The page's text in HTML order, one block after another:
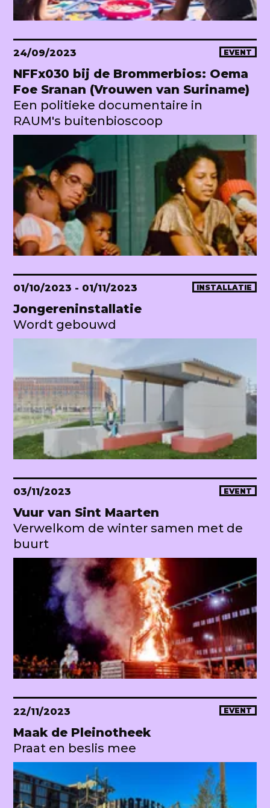
24/09/2023 EVENT
NFFx030 bij de Brommerbios: Oema
Foe Sranan (Vrouwen van Suriname)
Een politieke documentaire in
RAUM's buitenbioscoop
01/10/2023 - 01/11/2023 INSTALLATIE
Jongereninstallatie
Wordt gebouwd
03/11/2023 EVENT
Vuur van Sint Maarten
Verwelkom de winter samen met de
buurt
22/11/2023 EVENT
Maak de Pleinotheek
Praat en beslis mee